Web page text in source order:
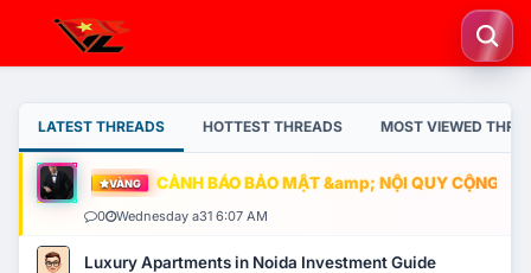
LATEST THREADS HOTTEST THREADS MOST VIEWED
VÀNG CẢNH BÁO BẢO MẬT &amp; NỘI QUY CỘNG
0 Wednesday a31 6:07 AM
Luxury Apartments in Noida Investment Guide